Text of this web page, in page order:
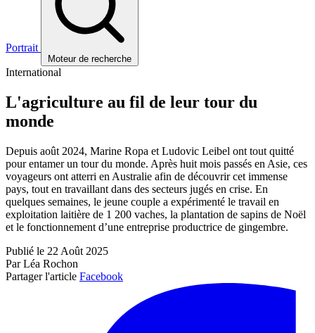
Portrait
Moteur de recherche
International
L'agriculture au fil de leur tour du
monde
Depuis août 2024, Marine Ropa et Ludovic Leibel ont tout quitté
pour entamer un tour du monde. Après huit mois passés en Asie, ces
voyageurs ont atterri en Australie afin de découvrir cet immense
pays, tout en travaillant dans des secteurs jugés en crise. En
quelques semaines, le jeune couple a expérimenté le travail en
exploitation laitière de 1 200 vaches, la plantation de sapins de Noël
et le fonctionnement d’une entreprise productrice de gingembre.
Publié le 22 Août 2025
Par Léa Rochon
Partager l'article Facebook